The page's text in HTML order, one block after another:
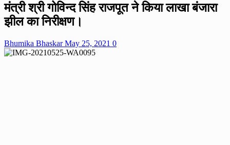
मंत्री श्री गोविन्द सिंह राजपूत ने किया लाखा बंजारा
झील का निरीक्षण।
Bhumika BhaskarMay 25, 2021 0